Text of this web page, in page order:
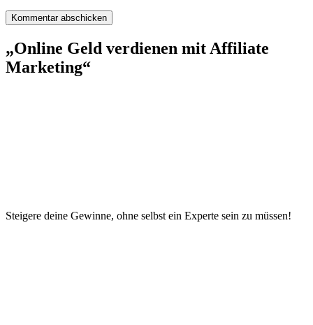
„Online Geld verdienen mit Affiliate
Marketing“
Steigere deine Gewinne, ohne selbst ein Experte sein zu müssen!